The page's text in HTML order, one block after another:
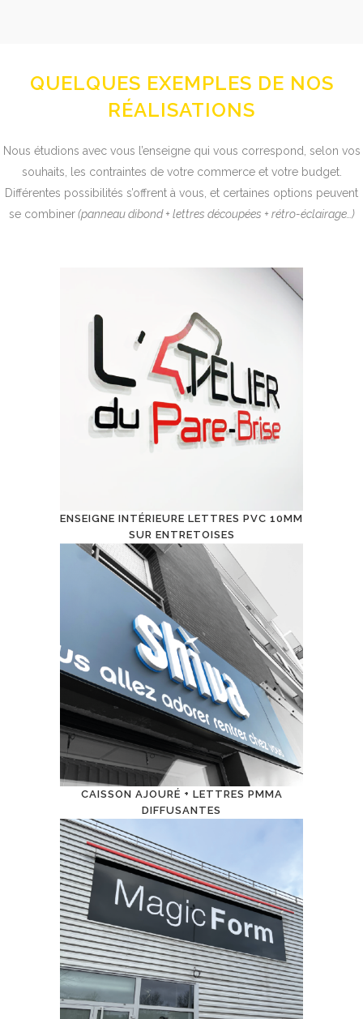
QUELQUES EXEMPLES DE NOS
RÉALISATIONS
Nous étudions avec vous l’enseigne qui vous correspond, selon vos
souhaits, les contraintes de votre commerce et votre budget.
Différentes possibilités s’offrent à vous, et certaines options peuvent
se combiner(panneau dibond + lettres découpées + rétro-éclairage…)
ENSEIGNE INTÉRIEURE LETTRES PVC 10MM
SUR ENTRETOISES
CAISSON AJOURÉ + LETTRES PMMA
DIFFUSANTES